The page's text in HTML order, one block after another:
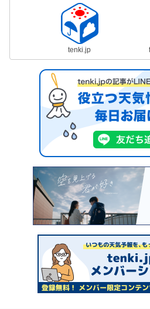
tenki.jp